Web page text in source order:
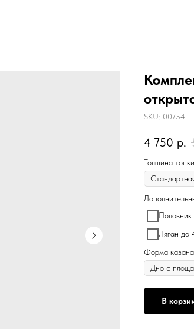
SKU: 00754
4 750 р.
Толщина
Ляган до
Форма казана
В